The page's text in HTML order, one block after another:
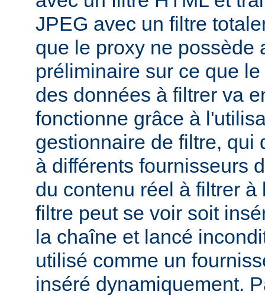
JPEG avec un filtre
que le proxy ne possède
préliminaire sur ce que
des données à filtrer va
fonctionne grâce à
gestionnaire de filtre, qui
à différents fournisseurs
du contenu réel à filtrer à
filtre peut se voir soit
la chaîne et lancé
utilisé comme un
inséré dynamiquement.